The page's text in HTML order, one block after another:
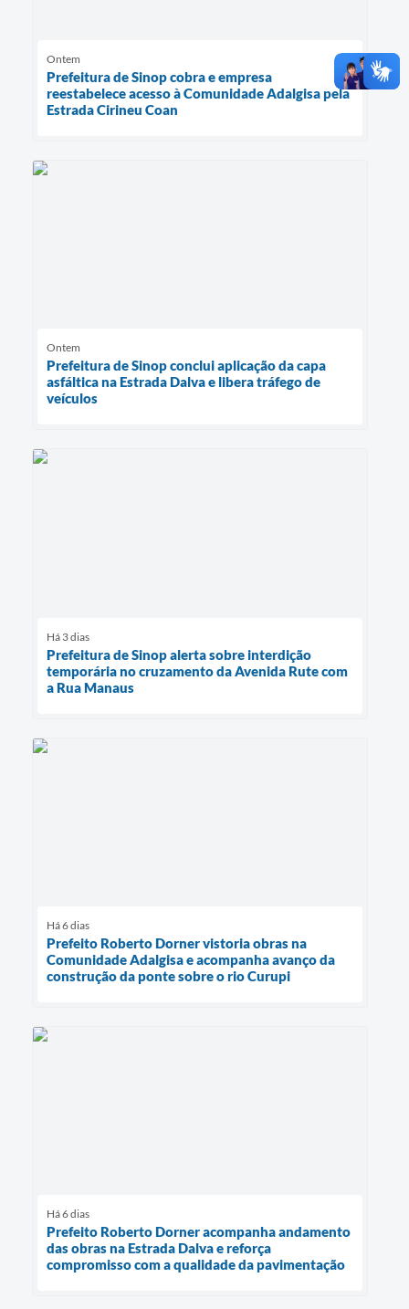
Ontem
Prefeitura de Sinop cobra e empresa
reestabelece acesso à Comunidade Adalgisa pela
Estrada Cirineu Coan
Ontem
Prefeitura de Sinop conclui aplicação da capa
asfáltica na Estrada Dalva e libera tráfego de
veículos
Há 3 dias
Prefeitura de Sinop alerta sobre interdição
temporária no cruzamento da Avenida Rute com
a Rua Manaus
Há 6 dias
Prefeito Roberto Dorner vistoria obras na
Comunidade Adalgisa e acompanha avanço da
construção da ponte sobre o rio Curupi
Há 6 dias
Prefeito Roberto Dorner acompanha andamento
das obras na Estrada Dalva e reforça
compromisso com a qualidade da pavimentação